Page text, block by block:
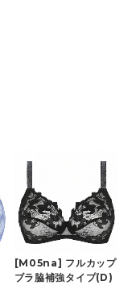
[M05na] フルカップ
ブラ脇補強タイプ(D)